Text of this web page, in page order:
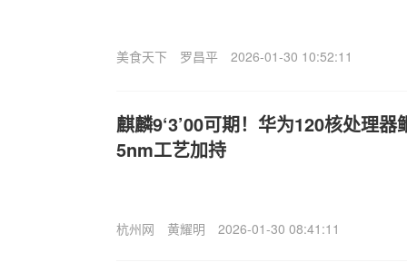
美食天下 罗昌平 2026-01-30 10:52:11
麒麟9‘3’00可期！华为120核处理
5nm工艺加持
杭州网 黄耀明 2026-01-30 08:41:11